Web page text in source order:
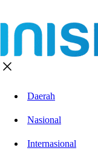
Daerah
Nasional
Internasional